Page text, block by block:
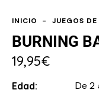
INICIO JUEGOS DE
BURNING
19,95€
Edad De 2